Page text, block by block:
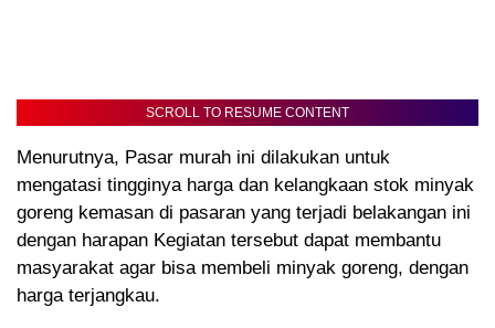
SCROLL TO RESUME CONTENT
Menurutnya, Pasar murah ini dilakukan untuk
mengatasi tingginya harga dan kelangkaan stok minyak
goreng kemasan di pasaran yang terjadi belakangan ini
dengan harapan Kegiatan tersebut dapat membantu
masyarakat agar bisa membeli minyak goreng, dengan
harga terjangkau.